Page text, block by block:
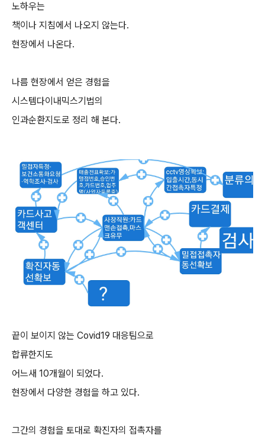
노하우는
책이나 지침에서 나오지 않는다.
현장에서 나온다.
나름 현장에서 얻은 경험을
시스템다이내믹스기법의
인과순환지도로 정리 해 본다.
끝이 보이지 않는 Covid19 대응팀으로
합류한지도
어느새 10개월이 되었다.
현장에서 다양한 경험을 하고 있다.
그간의 경험을 토대로 확진자의 접촉자를